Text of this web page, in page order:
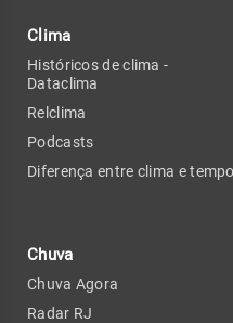
Clima
Históricos de clima -
Dataclima
Relclima
Podcasts
Diferença entre clima e tempo
Chuva
Chuva Agora
Radar RJ